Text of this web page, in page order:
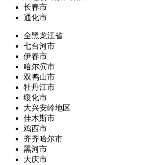
长春市
通化市
全黑龙江省
七台河市
伊春市
哈尔滨市
双鸭山市
牡丹江市
绥化市
大兴安岭地区
佳木斯市
鸡西市
齐齐哈尔市
黑河市
大庆市